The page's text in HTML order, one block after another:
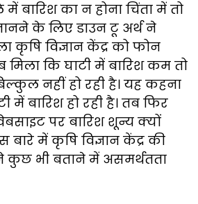
बारिश का न होना चिंता में तो
के लिए डाउन टू अर्थ ने
कृषि विज्ञान केंद्र को फोन
मिला कि घाटी में बारिश कम तो
नहीं हो रही है। यह कहना
में बारिश हो रही है। तब फिर
पर बारिश शून्य क्यों
बारे में कृषि विज्ञान केंद्र की
कुछ भी बताने में असमर्थतता